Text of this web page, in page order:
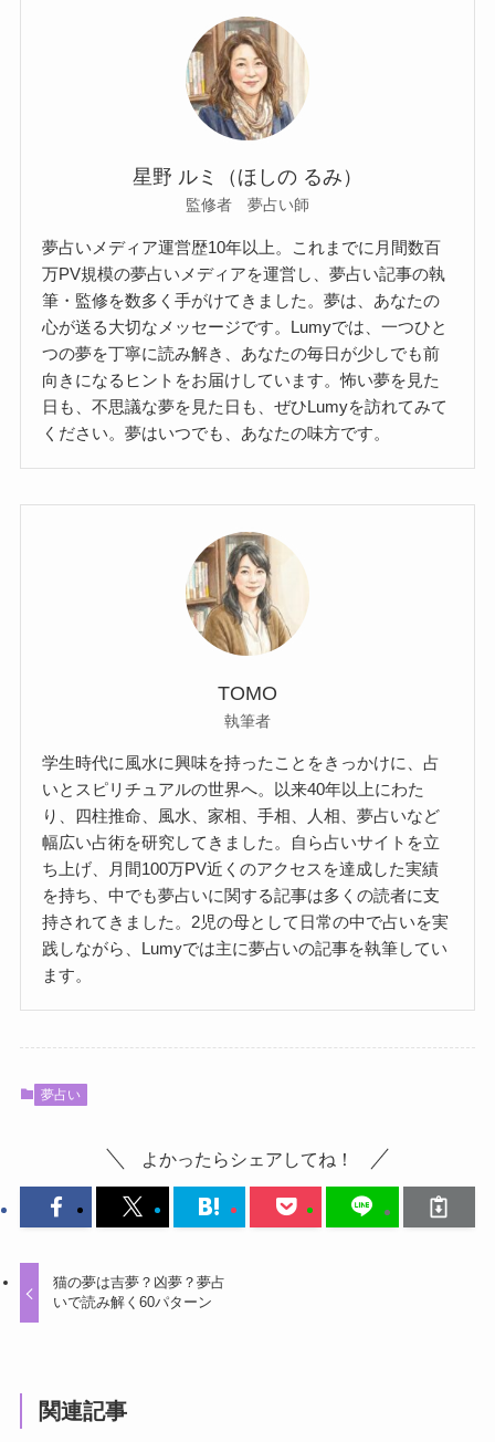
星野 ルミ（ほしの るみ）
監修者 夢占い師
夢占いメディア運営歴10年以上。これまでに月間数百
万PV規模の夢占いメディアを運営し、夢占い記事の執
筆・監修を数多く手がけてきました。夢は、あなたの
心が送る大切なメッセージです。Lumyでは、一つひと
つの夢を丁寧に読み解き、あなたの毎日が少しでも前
向きになるヒントをお届けしています。怖い夢を見た
日も、不思議な夢を見た日も、ぜひLumyを訪れてみて
ください。夢はいつでも、あなたの味方です。
TOMO
執筆者
学生時代に風水に興味を持ったことをきっかけに、占
いとスピリチュアルの世界へ。以来40年以上にわた
り、四柱推命、風水、家相、手相、人相、夢占いなど
幅広い占術を研究してきました。自ら占いサイトを立
ち上げ、月間100万PV近くのアクセスを達成した実績
を持ち、中でも夢占いに関する記事は多くの読者に支
持されてきました。2児の母として日常の中で占いを実
践しながら、Lumyでは主に夢占いの記事を執筆してい
ます。
夢占い
よかったらシェアしてね！
猫の夢は吉夢？凶夢？夢占
いで読み解く60パターン
関連記事